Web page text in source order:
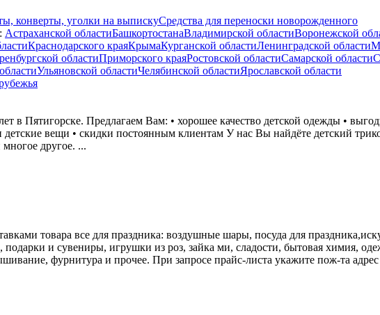
конверты, уголки на выпискуСредства для переноски новорожденного
Астраханской областиБашкортостанаВладимирской областиВоронежской
Краснодарского краяКрымаКурганской областиЛенинградской области
областиПриморского краяРостовской областиСамарской области
Ульяновской областиЧелябинской областиЯрославской области
в Пятигорске. Предлагаем Вам: • хорошее качество детской одежды •
вещи • скидки постоянным клиентам У нас Вы найдёте детский
другое. ...
товара все для праздника: воздушные шары, посуда для
и сувениры, игрушки из роз, зайка ми, сладости, бытовая химия,
фурнитура и прочее. При запросе прайс-листа укажите пож-та